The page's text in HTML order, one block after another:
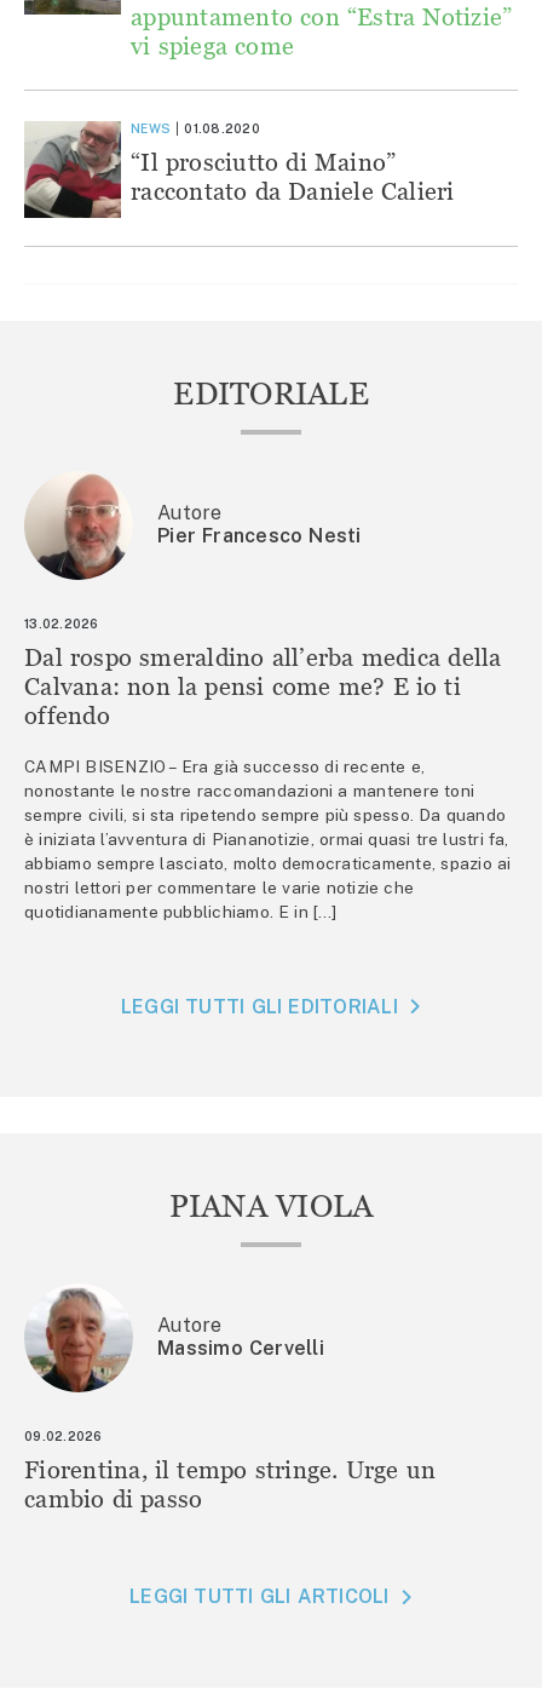
appuntamento con “Estra Notizie”
vi spiega come
NEWS 01.08.2020
“Il prosciutto di Maino”
raccontato da Daniele Calieri
EDITORIALE
Autore
Pier Francesco Nesti
13.02.2026
Dal rospo smeraldino all’erba medica della
Calvana: non la pensi come me? E io ti
offendo
CAMPI BISENZIO – Era già successo di recente e,
nonostante le nostre raccomandazioni a mantenere toni
sempre civili, si sta ripetendo sempre più spesso. Da quando
è iniziata l’avventura di Piananotizie, ormai quasi tre lustri fa,
abbiamo sempre lasciato, molto democraticamente, spazio ai
nostri lettori per commentare le varie notizie che
quotidianamente pubblichiamo. E in […]
LEGGI TUTTI GLI EDITORIALI
PIANA VIOLA
Autore
Massimo Cervelli
09.02.2026
Fiorentina, il tempo stringe. Urge un
cambio di passo
LEGGI TUTTI GLI ARTICOLI